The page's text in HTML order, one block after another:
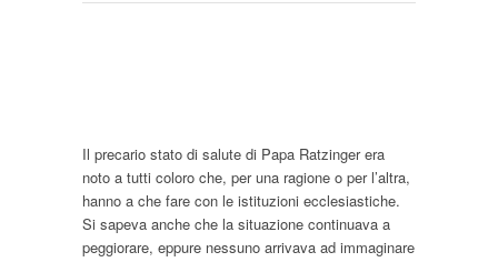
Il precario stato di salute di Papa Ratzinger era
noto a tutti coloro che, per una ragione o per l’altra,
hanno a che fare con le istituzioni ecclesiastiche.
Si sapeva anche che la situazione continuava a
peggiorare, eppure nessuno arrivava ad immaginare